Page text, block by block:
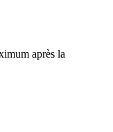
après la